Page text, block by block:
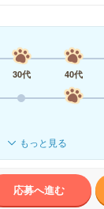
30代 40代
もっと見る
応募へ進む